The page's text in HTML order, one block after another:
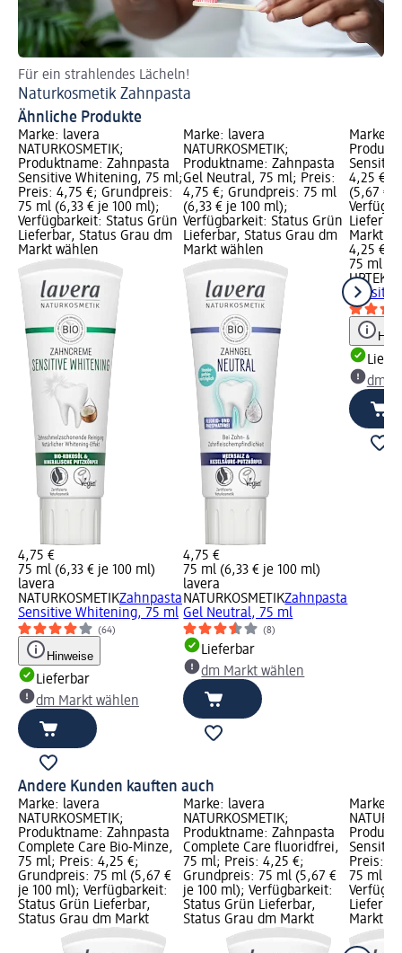
Für ein strahlendes Lächeln!
Naturkosmetik Zahnpasta
Ähnliche Produkte
Marke: lavera
NATURKOSMETIK;
Produktname: Zahnpasta
Sensitive Whitening, 75 ml;
Preis: 4,75 €; Grundpreis:
75 ml (6,33 € je 100 ml);
Verfügbarkeit: Status Grün
Lieferbar, Status Grau dm
Markt wählen
4,75 €
75 ml (6,33 € je 100 ml)
lavera
NATURKOSMETIKZahnpasta
Sensitive Whitening, 75 ml
(64)
Hinweise
Lieferbar
dm Markt wählen
Marke: lavera
NATURKOSMETIK;
Produktname: Zahnpasta
Gel Neutral, 75 ml; Preis:
4,75 €; Grundpreis: 75 ml
(6,33 € je 100 ml);
Verfügbarkeit: Status Grün
Lieferbar, Status Grau dm
Markt wählen
4,75 €
75 ml (6,33 € je 100 ml)
lavera
NATURKOSMETIKZahnpasta
Gel Neutral, 75 ml
(8)
Lieferbar
dm Markt wählen
Marke:
4,25 €;
(5,67 €
Markt
4,25 €
75 ml
dm
Andere Kunden kauften auch
Marke: lavera
NATURKOSMETIK;
Produktname: Zahnpasta
Complete Care Bio-Minze,
75 ml; Preis: 4,25 €;
Grundpreis: 75 ml (5,67 €
je 100 ml); Verfügbarkeit:
Status Grün Lieferbar,
Status Grau dm Markt
Marke: lavera
NATURKOSMETIK;
Produktname: Zahnpasta
Complete Care fluoridfrei,
75 ml; Preis: 4,25 €;
Grundpreis: 75 ml (5,67 €
je 100 ml); Verfügbarkeit:
Status Grün Lieferbar,
Status Grau dm Markt
Marke:
Preis:
75 ml
Markt